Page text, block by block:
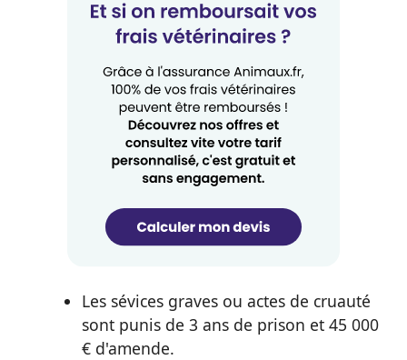
Les sévices graves ou actes de cruauté
sont punis de 3 ans de prison et 45 000
€ d'amende.